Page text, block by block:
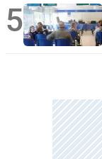
5